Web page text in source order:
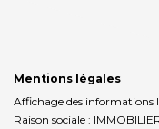
Mentions légales
Affichage des informations
Raison sociale :